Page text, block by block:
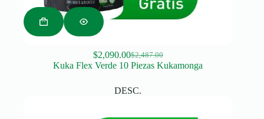
$2,487.00
Original
price
$2,487.00.
$2,090.00Current
price
$2,090.00.
Kuka Flex Verde 10 Piezas Kukamonga
DESC.